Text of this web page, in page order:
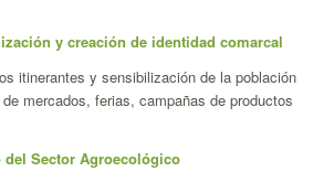
y creación de identidad comarcal
itinerantes y sensibilización de la población
mercados, ferias, campañas de productos
Sector Agroecológico